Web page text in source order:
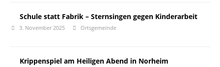
Schule statt Fabrik – Sternsingen gegen Kinderarbeit
3. November 2025 Ortsgemeinde
Krippenspiel am Heiligen Abend in Norheim